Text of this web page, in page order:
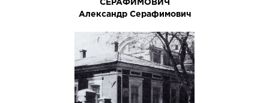
Александр Серафимович